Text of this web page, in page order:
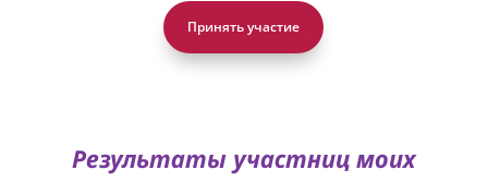
Принять участие
Результаты участниц моих